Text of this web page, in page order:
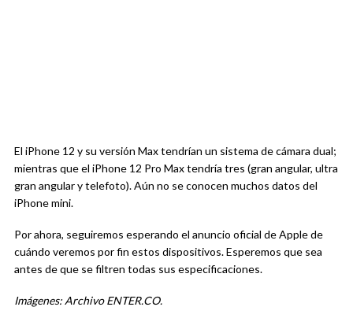
El iPhone 12 y su versión Max tendrían un sistema de cámara dual;
mientras que el iPhone 12 Pro Max tendría tres (gran angular, ultra
gran angular y telefoto). Aún no se conocen muchos datos del
iPhone mini.
Por ahora, seguiremos esperando el anuncio oficial de Apple de
cuándo veremos por fin estos dispositivos. Esperemos que sea
antes de que se filtren todas sus especificaciones.
Imágenes: Archivo ENTER.CO.